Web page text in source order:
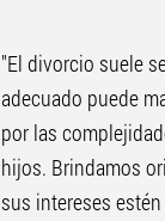
"El divorcio suele
adecuado puede
por las
hijos. Brindamos
sus intereses